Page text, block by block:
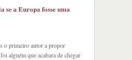
se a Europa fosse uma
o primeiro autor a propor
alguém que acabara de chegar